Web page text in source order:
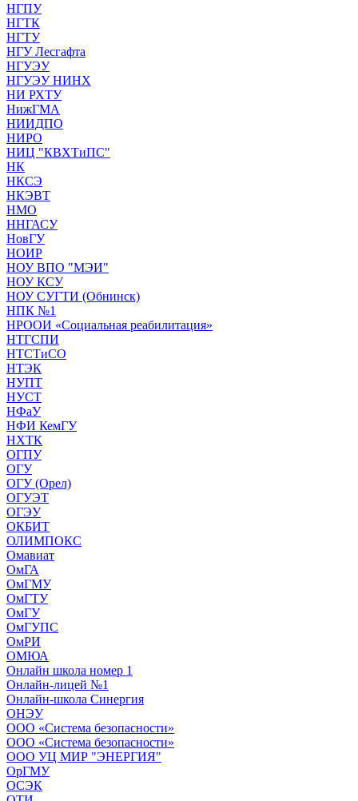
НГПУ
НГТК
НГТУ
НГУ Лесгафта
НГУЭУ
НГУЭУ НИНХ
НИ РХТУ
НижГМА
НИИДПО
НИРО
НИЦ "КВХТиПС"
НК
НКСЭ
НКЭВТ
НМО
ННГАСУ
НовГУ
НОИР
НОУ ВПО "МЭИ"
НОУ КСУ
НОУ СУГТИ (Обнинск)
НПК №1
НРООИ «Социальная реабилитация»
НТГСПИ
НТСТиСО
НТЭК
НУПТ
НУСТ
НФаУ
НФИ КемГУ
НХТК
ОГПУ
ОГУ
ОГУ (Орел)
ОГУЭТ
ОГЭУ
ОКБИТ
ОЛИМПОКС
Омавиат
ОмГА
ОмГМУ
ОмГТУ
ОмГУ
ОмГУПС
ОмРИ
ОМЮА
Онлайн школа номер 1
Онлайн-лицей №1
Онлайн-школа Синергия
ОНЭУ
ООО «Система безопасности»
ООО «Система безопасности»
ООО УЦ МИР "ЭНЕРГИЯ"
ОрГМУ
ОСЭК